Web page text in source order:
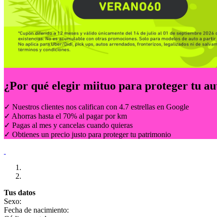
¿Por qué elegir miituo para proteger tu
✓ Nuestros clientes nos califican con 4.7 estrellas en Google
✓ Ahorras hasta el 70% al pagar por km
✓ Pagas al mes y cancelas cuando quieras
✓ Obtienes un precio justo para proteger tu patrimonio
Tus datos
Sexo:
Fecha de nacimiento: